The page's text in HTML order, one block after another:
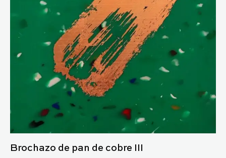
Brochazo de pan de cobre III